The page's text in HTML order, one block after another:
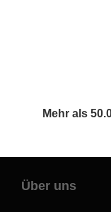
Mehr als
Über uns